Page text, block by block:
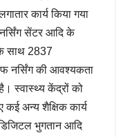
कार्य किया गया
सेंटर आदि के
साथ 2837
नर्सिंग की आवश्यकता
स्वास्थ्य केंद्रों को
अन्य शैक्षिक कार्य
भुगतान आदि